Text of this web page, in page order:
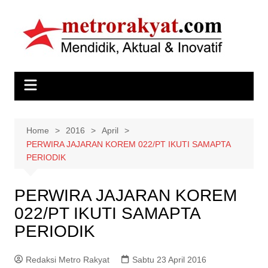
content
Home 2016
April
PERWIRA JAJARAN KOREM 022/PT IKUTI SAMAPTA
PERIODIK
PERWIRA JAJARAN KOREM
022/PT IKUTI SAMAPTA
PERIODIK
Redaksi Metro Rakyat
Sabtu 23 April 2016